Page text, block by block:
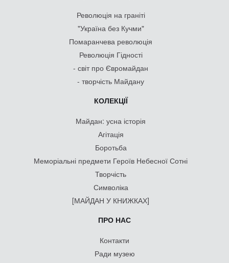
Революція на граніті
"Україна без Кучми"
Помаранчева революція
Революція Гідності
- світ про Євромайдан
- творчість Майдану
КОЛЕКЦІЇ
Майдан: усна історія
Агітація
Боротьба
Меморіальні предмети Героїв Небесної Сотні
Творчість
Символіка
[МАЙДАН У КНИЖКАХ]
ПРО НАС
Контакти
Ради музею